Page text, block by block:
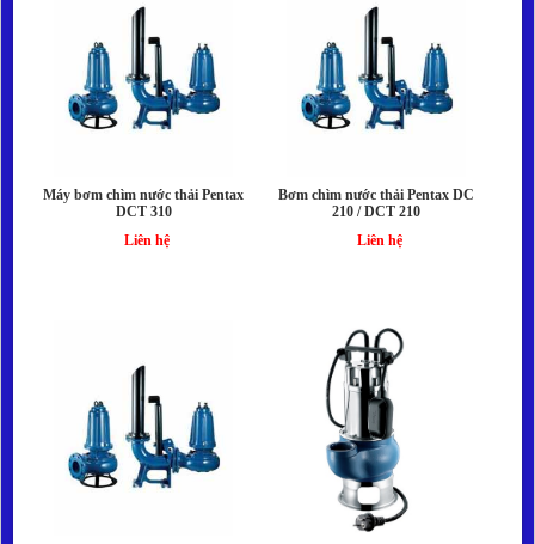
Máy bơm chìm nước thải Pentax
DCT 310
Liên hệ
Bơm chìm nước thải Pentax DC
210 / DCT 210
Liên hệ